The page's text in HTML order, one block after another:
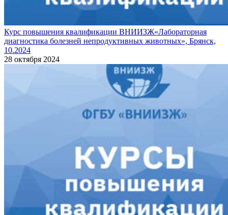
Курс повышения квалификации ВНИИЗЖ«Лабораторная
диагностика болезней непродуктивных животных», Брянск,
10.2024
28 октября 2024